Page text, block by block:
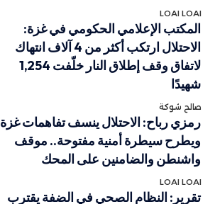
LOAI LOAI
المكتب الإعلامي الحكومي في غزة:
الاحتلال ارتكب أكثر من 4 آلاف انتهاك
لاتفاق وقف إطلاق النار خلّفت 1,254
شهيدًا
صالح شوكة
رمزي رباح: الاحتلال ينسف تفاهمات غزة
ويطرح سيطرة أمنية مفتوحة.. موقف
واشنطن والضامنين على المحك
LOAI LOAI
تقرير: النظام الصحي في الضفة يقترب